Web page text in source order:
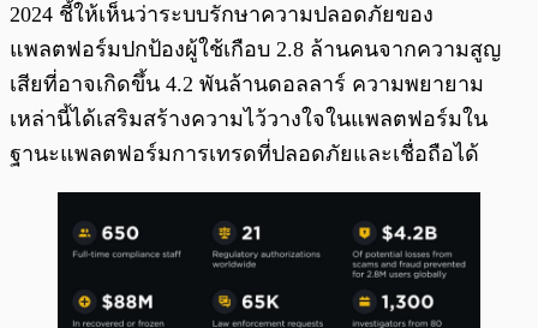
2024 ชี้ให้เห็นว่าระบบรักษาความปลอดภัยของ
แพลตฟอร์มปกป้องผู้ใช้เกือบ 2.8 ล้านคนจากความสูญ
เสียที่อาจเกิดขึ้น 4.2 พันล้านดอลลาร์ ความพยายาม
เหล่านี้ได้เสริมสร้างความไว้วางใจในแพลตฟอร์มใน
ฐานะแพลตฟอร์มการเทรดที่ปลอดภัยและเชื่อถือได้